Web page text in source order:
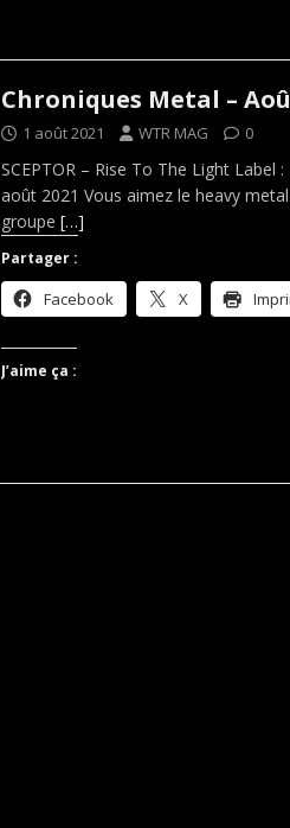
Chroniques Metal –
1 août 2021 WTR MAG 0
SCEPTOR – Rise To The Light Label
août 2021 Vous aimez le heavy metal
groupe […]
Partager :
Facebook X
J’aime ça :